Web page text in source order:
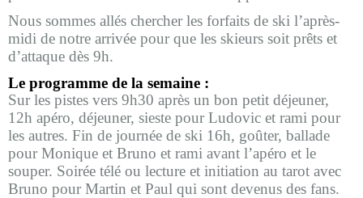
Nous sommes allés chercher les forfaits de ski l’après-
midi de notre arrivée pour que les skieurs soit prêts et
d’attaque dès 9h.
Le programme de la semaine :
Sur les pistes vers 9h30 après un bon petit déjeuner,
12h apéro, déjeuner, sieste pour Ludovic et rami pour
les autres. Fin de journée de ski 16h, goûter, ballade
pour Monique et Bruno et rami avant l’apéro et le
souper. Soirée télé ou lecture et initiation au tarot avec
Bruno pour Martin et Paul qui sont devenus des fans.